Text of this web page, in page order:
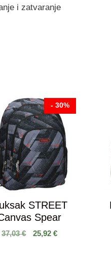
i zatvaranje
- 30%
STREET
Spear
37,03€ 25,92€